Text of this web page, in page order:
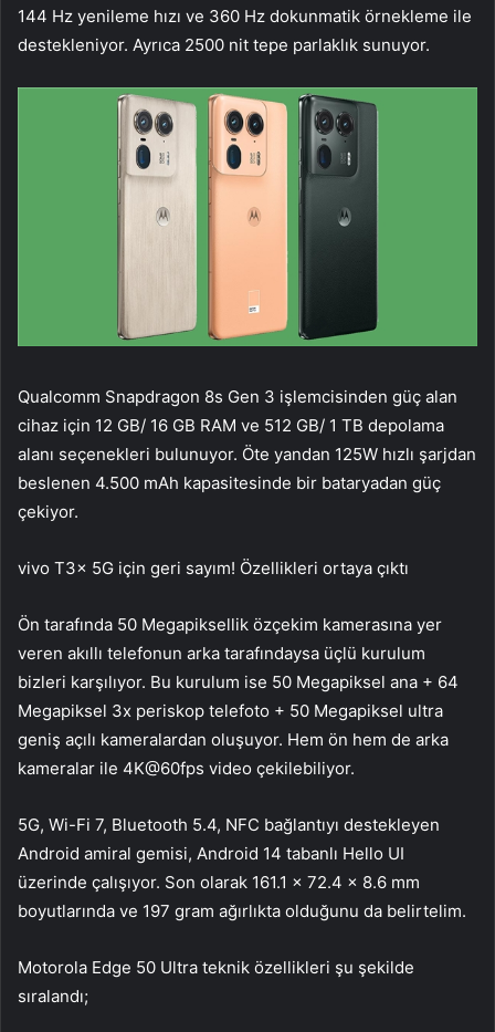
144 Hz yenileme hızı ve 360 Hz dokunmatik örnekleme ile
destekleniyor. Ayrıca 2500 nit tepe parlaklık sunuyor.
Qualcomm Snapdragon 8s Gen 3 işlemcisinden güç alan
cihaz için 12 GB/ 16 GB RAM ve 512 GB/ 1 TB depolama
alanı seçenekleri bulunuyor. Öte yandan 125W hızlı şarjdan
beslenen 4.500 mAh kapasitesinde bir bataryadan güç
çekiyor.
vivo T3x 5G için geri sayım! Özellikleri ortaya çıktı
Ön tarafında 50 Megapiksellik özçekim kamerasına yer
veren akıllı telefonun arka tarafındaysa üçlü kurulum
bizleri karşılıyor. Bu kurulum ise 50 Megapiksel ana + 64
Megapiksel 3x periskop telefoto + 50 Megapiksel ultra
geniş açılı kameralardan oluşuyor. Hem ön hem de arka
kameralar ile 4K@60fps video çekilebiliyor.
5G, Wi-Fi 7, Bluetooth 5.4, NFC bağlantıyı destekleyen
Android amiral gemisi, Android 14 tabanlı Hello UI
üzerinde çalışıyor. Son olarak 161.1 x 72.4 x 8.6 mm
boyutlarında ve 197 gram ağırlıkta olduğunu da belirtelim.
Motorola Edge 50 Ultra teknik özellikleri şu şekilde
sıralandı;